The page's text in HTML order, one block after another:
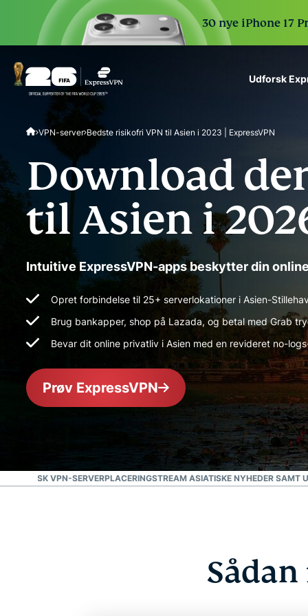
30 nye iPhone 17
Udforsk
VPN protection for
scale.
VPN-server Bedste risikofri VPN til Asien i 2023 | ExpressVPN
Download
til Asien i
Intuitive ExpressVPN-apps beskytter din
Opret forbindelse til 25+ serverlokationer i Asien-
Brug bankapper, shop på Lazada, og betal med Grab
Bevar dit online privatliv i Asien med en revideret no-
Prøv ExpressVPN
ASIATISK VPN-SERVERPLACERINGSTREAM ASIATISKE NYHEDER SAMT